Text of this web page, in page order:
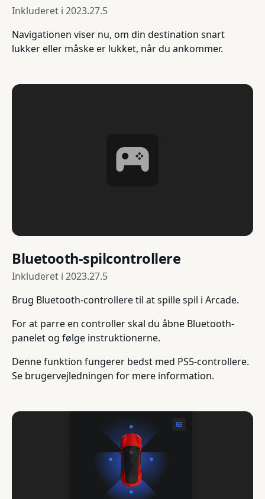
Inkluderet i 2023.27.5
Navigationen viser nu, om din destination snart
lukker eller måske er lukket, når du ankommer.
Bluetooth-spilcontrollere
Inkluderet i 2023.27.5
Brug Bluetooth-controllere til at spille spil i Arcade.
For at parre en controller skal du åbne Bluetooth-
panelet og følge instruktionerne.
Denne funktion fungerer bedst med PS5-controllere.
Se brugervejledningen for mere information.